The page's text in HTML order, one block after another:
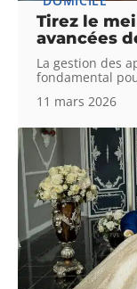
Tirez le
avancées
La gestion des
fondamental
11 mars 2026